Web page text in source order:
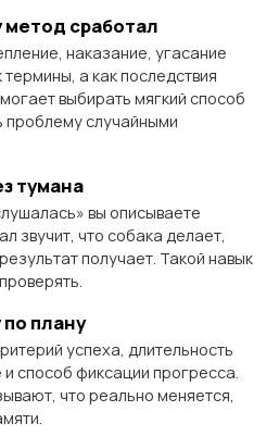
сработал
наказание, угасание
а как последствия
выбирать мягкий способ
проблему случайными
тумана
вы описываете
звучит, что собака делает,
получает. Такой навык
плану
успеха, длительность
способ фиксации прогресса.
что реально меняется,